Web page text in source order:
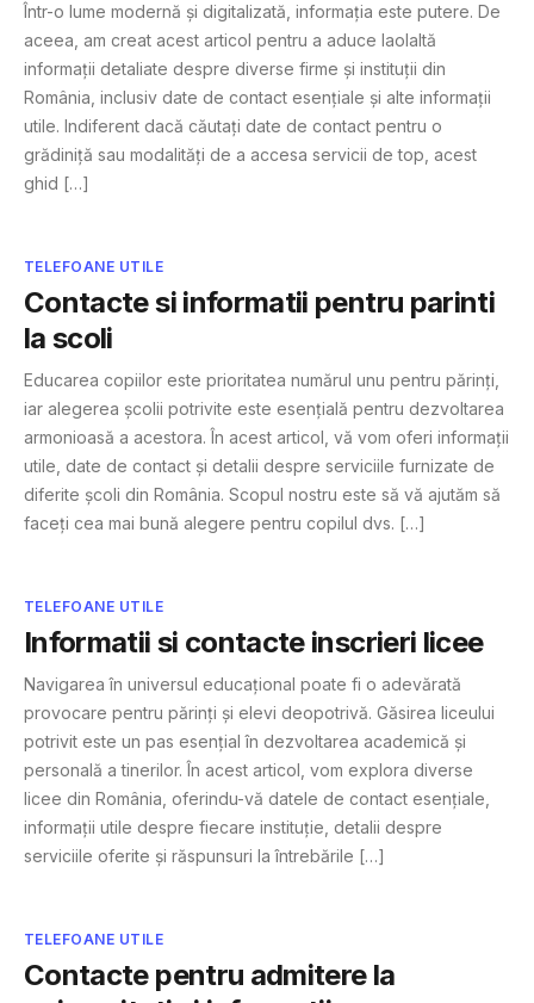
Într-o lume modernă și digitalizată, informația este putere. De
aceea, am creat acest articol pentru a aduce laolaltă
informații detaliate despre diverse firme și instituții din
România, inclusiv date de contact esențiale și alte informații
utile. Indiferent dacă căutați date de contact pentru o
grădiniță sau modalități de a accesa servicii de top, acest
ghid […]
TELEFOANE UTILE
Contacte si informatii pentru parinti
la scoli
Educarea copiilor este prioritatea numărul unu pentru părinți,
iar alegerea școlii potrivite este esențială pentru dezvoltarea
armonioasă a acestora. În acest articol, vă vom oferi informații
utile, date de contact și detalii despre serviciile furnizate de
diferite școli din România. Scopul nostru este să vă ajutăm să
faceți cea mai bună alegere pentru copilul dvs. […]
TELEFOANE UTILE
Informatii si contacte inscrieri licee
Navigarea în universul educațional poate fi o adevărată
provocare pentru părinți și elevi deopotrivă. Găsirea liceului
potrivit este un pas esențial în dezvoltarea academică și
personală a tinerilor. În acest articol, vom explora diverse
licee din România, oferindu-vă datele de contact esențiale,
informații utile despre fiecare instituție, detalii despre
serviciile oferite și răspunsuri la întrebările […]
TELEFOANE UTILE
Contacte pentru admitere la